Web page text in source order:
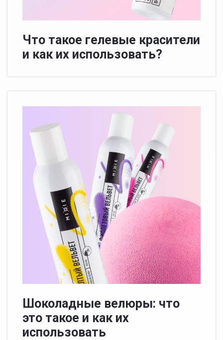
Что такое гелевые красители
и как их использовать?
Шоколадные велюры: что
это такое и как их
использовать